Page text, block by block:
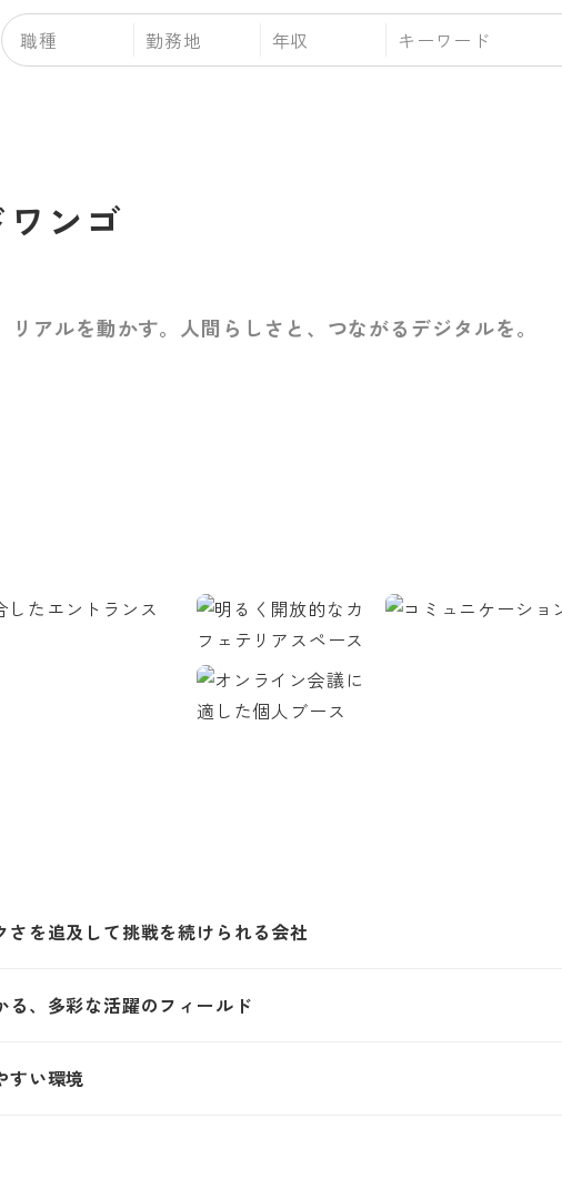
職種 勤務地 年収
ンゴ
リアルを動かす。人間らしさと、つながるデジタルを。
さを追及して挑戦を続けられる会社
る、多彩な活躍のフィールド
すい環境